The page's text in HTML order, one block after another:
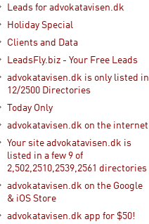
Leads for advokatavisen.dk
Holiday Special
Clients and Data
LeadsFly.biz - Your Free Leads
advokatavisen.dk is only listed in
12/2500 Directories
Today Only
advokatavisen.dk on the internet
Your site advokatavisen.dk is
listed in a few 9 of
2,502,2510,2539,2561 directories
advokatavisen.dk on the Google
& iOS Store
advokatavisen.dk app for $50!